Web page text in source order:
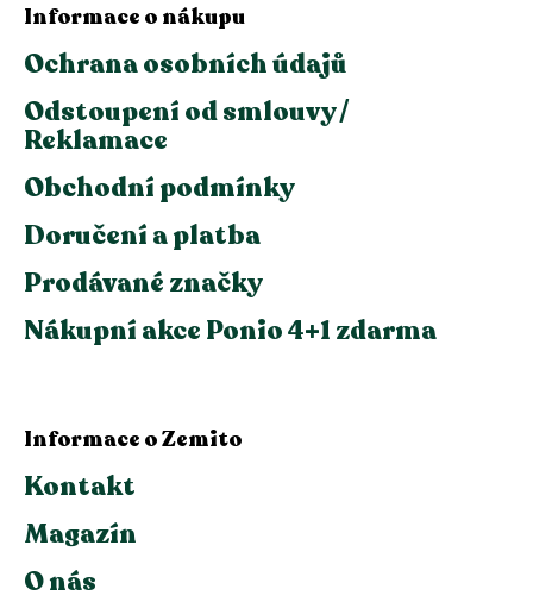
Informace o nákupu
Ochrana osobních údajů
Odstoupení od smlouvy /
Reklamace
Obchodní podmínky
Doručení a platba
Prodávané značky
Nákupní akce Ponio 4+1 zdarma
Informace o Zemito
Kontakt
Magazín
O nás